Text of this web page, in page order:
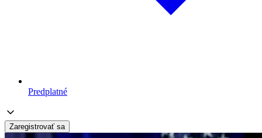
Predplatné
Zaregistrovať sa